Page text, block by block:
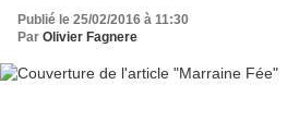
Publié le 25/02/2016 à 11:30
Par Olivier Fagnere